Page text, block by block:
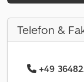
Telefon &
+49